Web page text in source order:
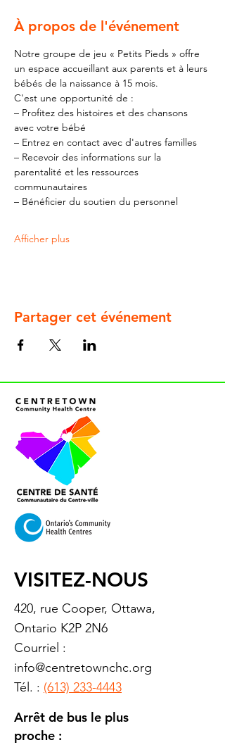
À propos de l'événement
Notre groupe de jeu « Petits Pieds » offre
un espace accueillant aux parents et à leurs
bébés de la naissance à 15 mois.
C'est une opportunité de :
– Profitez des histoires et des chansons
avec votre bébé
– Entrez en contact avec d'autres familles
– Recevoir des informations sur la
parentalité et les ressources
communautaires
– Bénéficier du soutien du personnel
Afficher plus
Partager cet événement
VISITEZ-NOUS
420, rue Cooper, Ottawa,
Ontario K2P 2N6
Courriel :
info@centretownchc.org
Tél. : (613) 233-4443
Arrêt de bus le plus
proche :